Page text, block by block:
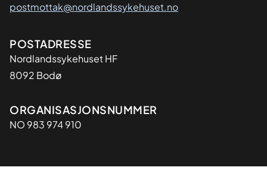
postmottak@nordlandssykehuset.no
Adresse
POSTADRESSE
Nordlandssykehuset HF
8092 Bodø
Organisasjon
ORGANISASJONSNUMMER
NO 983 974 910